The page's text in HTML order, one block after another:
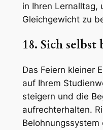
in Ihren Lernalltag,
Gleichgewicht zu
18. Sich selbst
Das Feiern kleiner
auf Ihrem
steigern und die
aufrechterhalten.
Belohnungssystem